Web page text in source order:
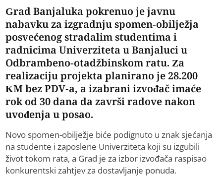
Grad Banjaluka pokrenuo je javnu
nabavku za izgradnju spomen-obilježja
posvećenog stradalim studentima i
radnicima Univerziteta u Banjaluci u
Odbrambeno-otadžbinskom ratu. Za
realizaciju projekta planirano je 28.200
KM bez PDV-a, a izabrani izvođač imaće
rok od 30 dana da završi radove nakon
uvođenja u posao.
Novo spomen-obilježje biće podignuto u znak sjećanja
na studente i zaposlene Univerziteta koji su izgubili
život tokom rata, a Grad je za izbor izvođača raspisao
konkurentski zahtjev za dostavljanje ponuda.